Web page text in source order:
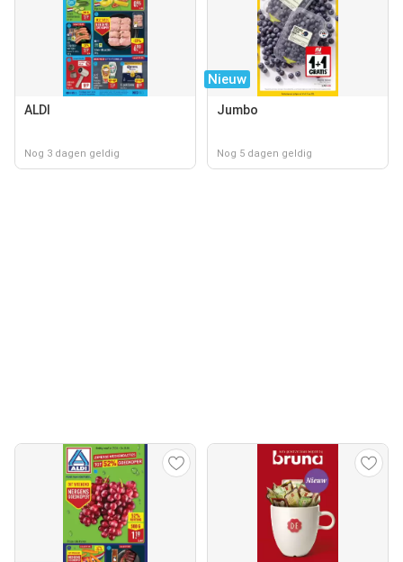
ALDI
Nog 3 dagen geldig
Nieuw
Jumbo
Nog 5 dagen geldig